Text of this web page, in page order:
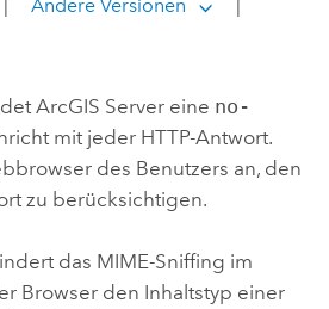
Andere Versionen
ArcGIS Servereine no-
mit jeder HTTP-Antwort.
des Benutzers an, den
zu berücksichtigen.
das MIME-Sniffing im
Browser den Inhaltstyp einer